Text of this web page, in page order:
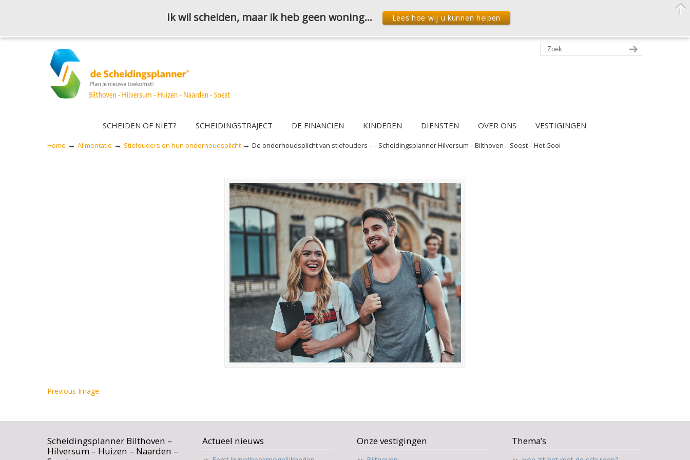
SCHEIDEN OF NIET? SCHEIDINGSTRAJECT DE FINANCIËN KINDEREN DIENSTEN OVER ONS VESTIGINGEN
Home → Alimentatie → Stiefouders en hun onderhoudsplicht → De onderhoudsplicht van stiefouders – – Scheidingsplanner Hilversum – Bilthoven – Soest – Het Gooi
Previous Image
Scheidingsplanner Bilthoven –
Hilversum – Huizen – Naarden –
Actueel nieuws Onze vestigingen Thema’s
Ik wil scheiden, maar ik heb geen woning… Lees hoe wij u kunnen helpen